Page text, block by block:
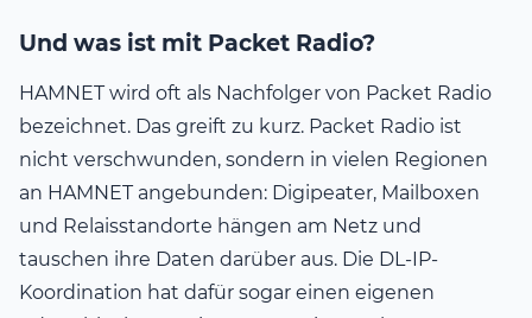
Und was ist mit Packet Radio?
HAMNET wird oft als Nachfolger von Packet Radio
bezeichnet. Das greift zu kurz. Packet Radio ist
nicht verschwunden, sondern in vielen Regionen
an HAMNET angebunden: Digipeater, Mailboxen
und Relaisstandorte hängen am Netz und
tauschen ihre Daten darüber aus. Die DL-IP-
Koordination hat dafür sogar einen eigenen